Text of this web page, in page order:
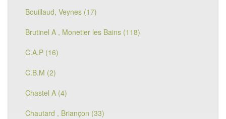
Bouillaud, Veynes (17)
Brutinel A , Monetier les Bains (118)
C.A.P (16)
C.B.M (2)
Chastel A (4)
Chautard , Briançon (33)